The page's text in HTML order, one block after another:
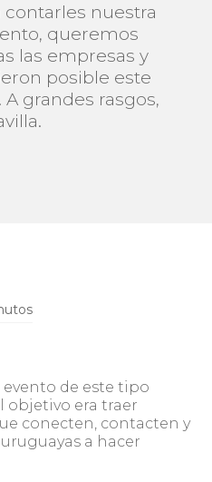
nuestra
queremos
las empresas y
posible este
grandes rasgos,
evento de este tipo
objetivo era traer
conecten, contacten y
a hacer